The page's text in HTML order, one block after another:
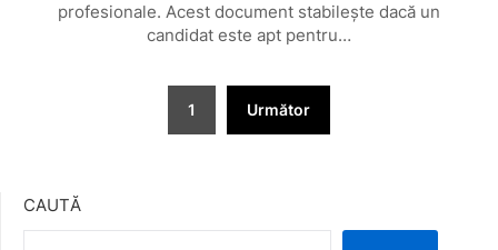
profesionale. Acest document stabilește dacă un
candidat este apt pentru…
1 Următor
CAUTĂ